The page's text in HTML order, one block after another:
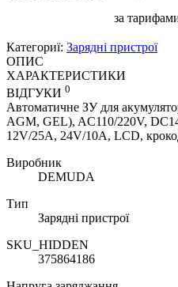
за
Категориї: Зарядні пристрої
ОПИС
ХАРАКТЕРИСТИКИ
ВІДГУКИ 0
Автоматичне ЗУ для
AGM, GEL), AC110/220V,
12V/25A, 24V/10A, LCD,
Виробник
DEMUDA
Тип
Зарядні пристрої
SKU_HIDDEN
375864186